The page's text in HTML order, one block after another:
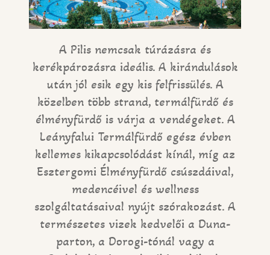
A Pilis nemcsak túrázásra és
kerékpározásra ideális. A kirándulások
után jól esik egy kis felfrissülés. A
közelben több strand, termálfürdő és
élményfürdő is várja a vendégeket. A
Leányfalui Termálfürdő egész évben
kellemes kikapcsolódást kínál, míg az
Esztergomi Élményfürdő csúszdáival,
medencéivel és wellness
szolgáltatásaival nyújt szórakozást. A
természetes vizek kedvelői a Duna-
parton, a Dorogi-tónál vagy a